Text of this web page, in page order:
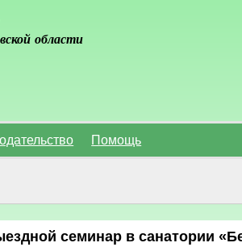
области
Помощь
семинар в санатории